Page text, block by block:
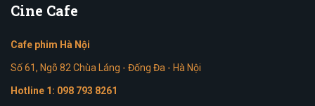
Cine Cafe
Cafe phim Hà Nội
Số 61, Ngõ 82 Chùa Láng - Đống Đa - Hà Nội
Hotline 1: 098 793 8261